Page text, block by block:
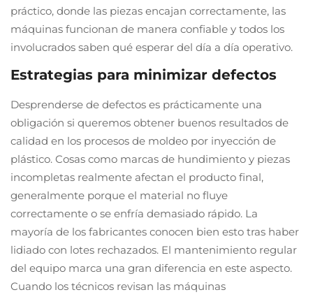
práctico, donde las piezas encajan correctamente, las
máquinas funcionan de manera confiable y todos los
involucrados saben qué esperar del día a día operativo.
Estrategias para minimizar defectos
Desprenderse de defectos es prácticamente una
obligación si queremos obtener buenos resultados de
calidad en los procesos de moldeo por inyección de
plástico. Cosas como marcas de hundimiento y piezas
incompletas realmente afectan el producto final,
generalmente porque el material no fluye
correctamente o se enfría demasiado rápido. La
mayoría de los fabricantes conocen bien esto tras haber
lidiado con lotes rechazados. El mantenimiento regular
del equipo marca una gran diferencia en este aspecto.
Cuando los técnicos revisan las máquinas